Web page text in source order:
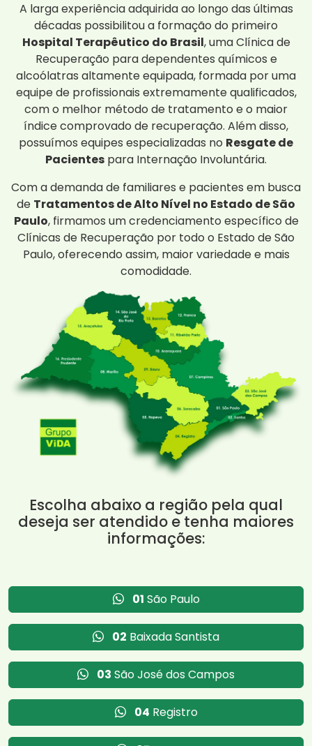
A larga experiência adquirida ao longo das últimas
décadas possibilitou a formação do primeiro
Hospital Terapêutico do Brasil, uma Clínica de
Recuperação para dependentes químicos e
alcoólatras altamente equipada, formada por uma
equipe de profissionais extremamente qualificados,
com o melhor método de tratamento e o maior
índice comprovado de recuperação. Além disso,
possuímos equipes especializadas no Resgate de
Pacientes para Internação Involuntária.
Com a demanda de familiares e pacientes em busca
de Tratamentos de Alto Nível no Estado de São
Paulo, firmamos um credenciamento específico de
Clínicas de Recuperação por todo o Estado de São
Paulo, oferecendo assim, maior variedade e mais
comodidade.
Escolha abaixo a região pela qual
deseja ser atendido e tenha maiores
informações:
01 São Paulo
02 Baixada Santista
03 São José dos Campos
04 Registro